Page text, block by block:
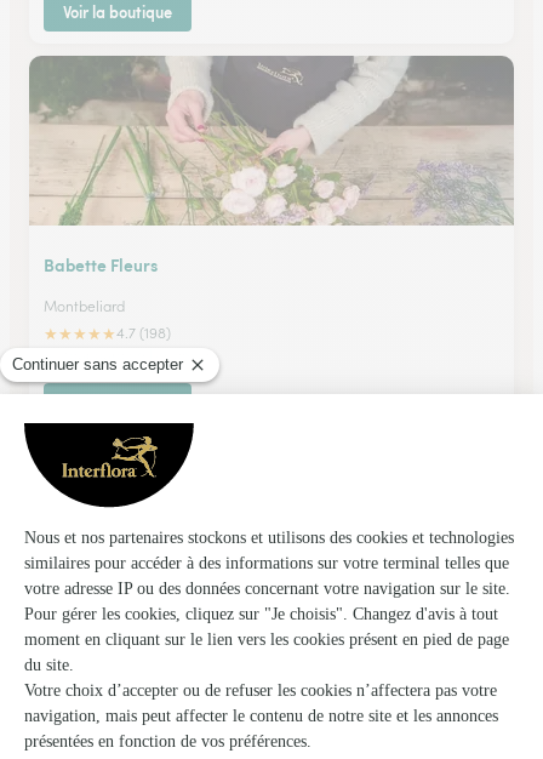
Voir la boutique
Babette Fleurs
Montbeliard
★★★★★4.7 (198)
51, faubourg de Besancon
Voir la boutique
La Vie Fleurie
Bart
★★★★ ★4.7 (84)
6 rue du général De Gaulle